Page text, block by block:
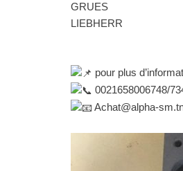
GRUES
LIEBHERR
pour plus
0021658006748/